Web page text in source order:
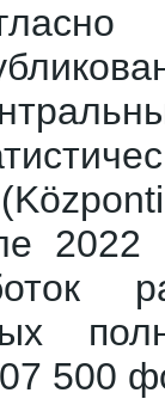
2022
500